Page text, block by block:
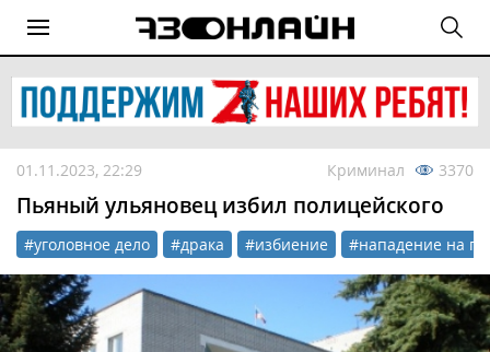
01.11.2023, 22:29 Криминал 3370
Пьяный ульяновец избил полицейского
#уголовное дело #драка #избиение #нападение на